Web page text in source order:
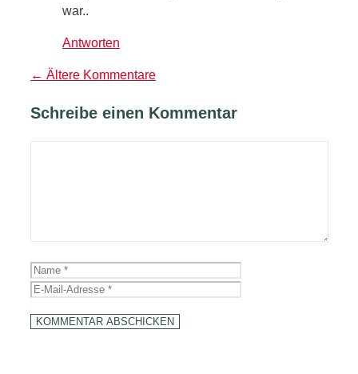
war..
Antworten
Kommentarnavigation
← Ältere Kommentare
Schreibe einen Kommentar
Name